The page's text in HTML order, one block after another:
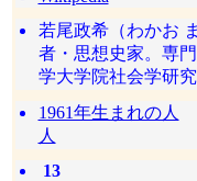
若尾政希（わかお
者・思想史家。専
学大学院社会学研
1961年生まれの人
人
13